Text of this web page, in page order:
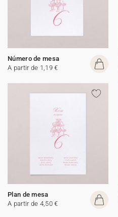
Número de mesa
A partir de 1,19 €
Plan de mesa
A partir de 4,50 €